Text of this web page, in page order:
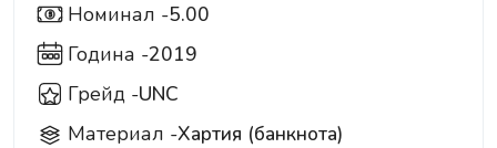
5 Номинал -5.00
Година -2019
Грейд -UNC
Материал -Хартия (банкнота)